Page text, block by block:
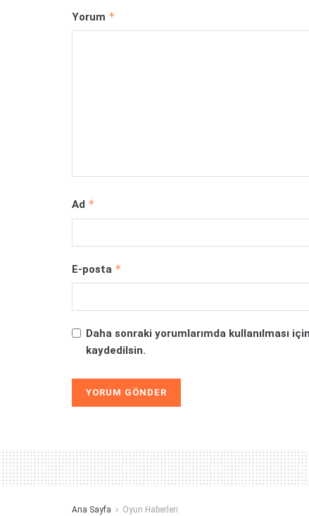
Yorum *
Ad *
E-posta *
Daha sonraki yorumlarımda kullanılması
kaydedilsin.
Ana Sayfa Oyun Haberleri